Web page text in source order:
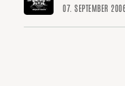
07. SEPTEMBER